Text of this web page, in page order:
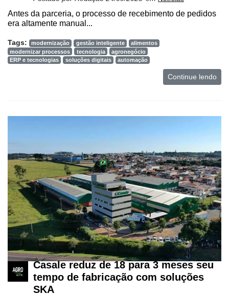
Antes da parceria, o processo de recebimento de pedidos
era altamente manual...
Tags: modernização gestão inteligente
alimentos
modernizar processos
tecnologia
agronegócio
ERP e tecnologias
soluções digitais automação
Continue lendo
Casale reduz de 18 para 3 meses seu
tempo de fabricação com soluções
SKA